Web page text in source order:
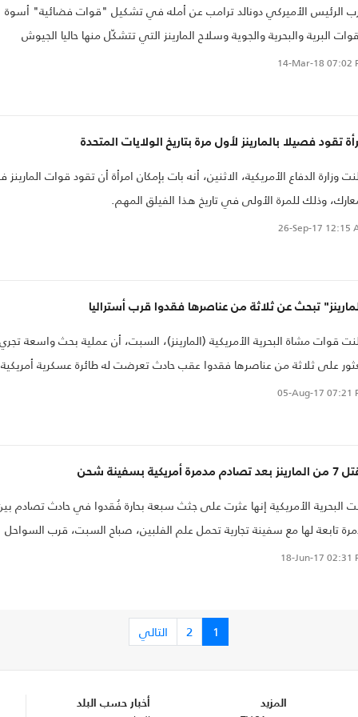
الرئيس الأميركي دونالد ترامب عن أمله في تشكيل "قوات فضائية" أسوة
البرية والبحرية والجوية وسلاح المارينز التي تتشكّل منها حاليا الجيوش
14-Mar-18 07:02
تقود فصيلا بالمارينز لأول مرة بتاريخ الولايات المتحدة
وزارة الدفاع الأمريكية، الاثنين، أنه بات بإمكان امرأة أن تقود قوات
وذلك للمرة الأولى في تاريخ هذا الفيلق المهم.
26-Sep-17 12:15
تبحث عن ثلاثة من عناصرها فقدوا قرب أستراليا
قوات مشاة البحرية الأمريكية (المارينز)، السبت، أن عملية بحث واسعة
على ثلاثة من عناصرها فقدوا عقب حادث تعرضت له طائرة عسكرية أمريكية
ساحل أستراليا.
05-Aug-17 07:21
مدمرة أمريكية بسفينة شحن
البحرية الأمريكية إنها عثرت على جثث سبعة بحارة فُقدوا في حادث تصادم
تابعة لها مع سفينة تجارية تحمل علم الفلبين، صباح السبت، قرب السواحل
الشرقية لليابان..
18-Jun-17 02:31
1
2 التالي
المزيد أخبار حسب البلد